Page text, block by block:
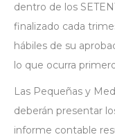
dentro de los
finalizado cada
hábiles de su
lo que ocurra
Las Pequeñas y
deberán presentar
informe contable